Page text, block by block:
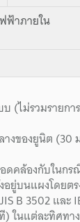
ฟ้าภายใน
(ไม่รวมรายก
งของยูนิต (30
ดคล้องกับในก
ยู่บนแผงโดยตร
B 3502 และ
ในแต่ละทิศทา